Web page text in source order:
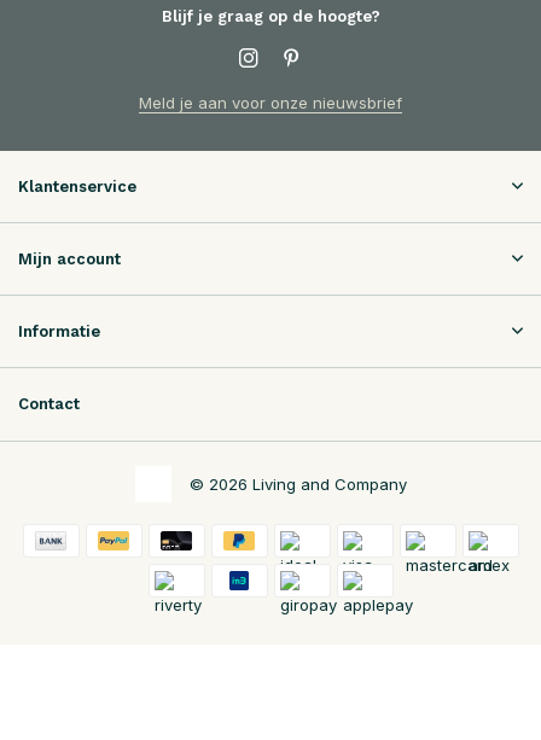
Blijf je graag op de hoogte?
Meld je aan voor onze nieuwsbrief
Klantenservice
Mijn account
Informatie
Contact
© 2026 Living and Company